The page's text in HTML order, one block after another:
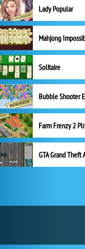
Lady Popular
Mahjong
Solitaire
GTA Grand Theft